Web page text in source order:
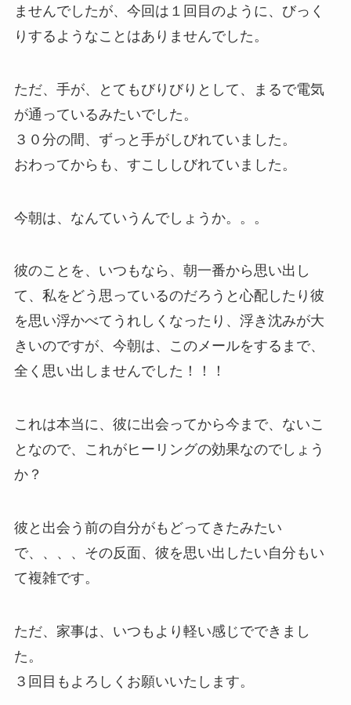
ませんでしたが、今回は１回目のように、びっく
りするようなことはありませんでした。
ただ、手が、とてもびりびりとして、まるで電気
が通っているみたいでした。
３０分の間、ずっと手がしびれていました。
おわってからも、すこししびれていました。
今朝は、なんていうんでしょうか。。。
彼のことを、いつもなら、朝一番から思い出し
て、私をどう思っているのだろうと心配したり彼
を思い浮かべてうれしくなったり、浮き沈みが大
きいのですが、今朝は、このメールをするまで、
全く思い出しませんでした！！！
これは本当に、彼に出会ってから今まで、ないこ
となので、これがヒーリングの効果なのでしょう
か？
彼と出会う前の自分がもどってきたみたい
で、、、、その反面、彼を思い出したい自分もい
て複雑です。
ただ、家事は、いつもより軽い感じでできまし
た。
３回目もよろしくお願いいたします。